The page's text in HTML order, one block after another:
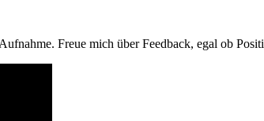
Freue mich über Feedback, egal ob